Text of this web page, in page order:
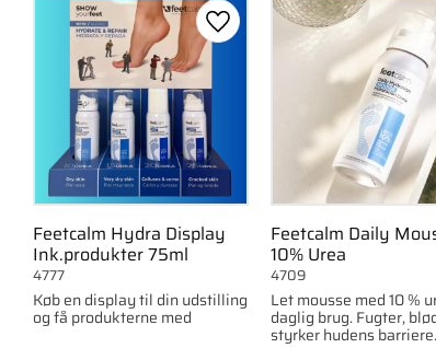
Feetcalm Hydra Display
Ink.produkter 75ml
Køb en display til din udstilling
og få produkterne med
4777
Gem som favorit
Feetcalm Daily
10% Urea
Let mousse med 10 %
daglig brug. Fugter,
styrker hudens
4709